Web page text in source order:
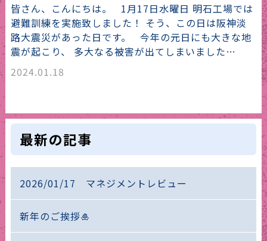
皆さん、こんにちは。 1月17日水曜日 明石工場では
避難訓練を実施致しました！ そう、この日は阪神淡
路大震災があった日です。 今年の元日にも大きな地
震が起こり、 多大なる被害が出てしまいました…
2024.01.18
最新の記事
2026/01/17 マネジメントレビュー
新年のご挨拶🎍